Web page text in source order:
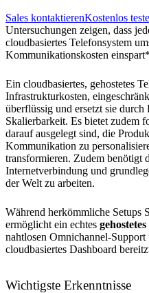
Sales kontaktierenKostenlos
Untersuchungen zeigen, dass
cloudbasiertes Telefonsystem
Kommunikationskosten
Ein cloudbasiertes, gehostetes
Infrastrukturkosten,
überflüssig und ersetzt sie
Skalierbarkeit. Es bietet zudem
darauf ausgelegt sind, die
Kommunikation zu
transformieren. Zudem benötigt
Internetverbindung und
der Welt zu arbeiten.
Während herkömmliche Setups
ermöglicht ein echtes
nahtlosen Omnichannel-
cloudbasiertes Dashboard
Wichtigste Erkenntnisse